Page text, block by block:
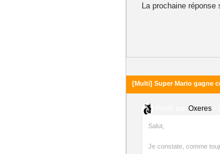
La prochaine
[Multi] Super Mario gagne
Oxeres
Salut,
Je constate, comme